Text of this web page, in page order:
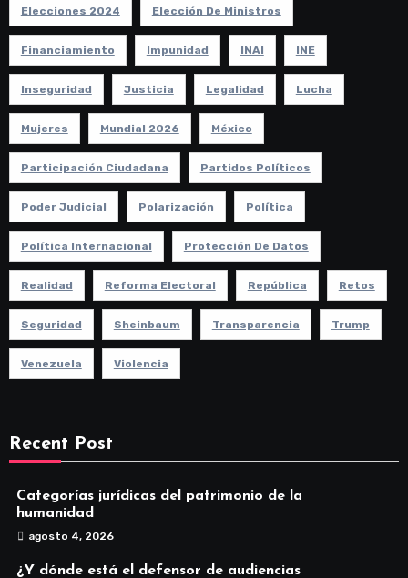
Elecciones 2024 Elección De Ministros
Financiamiento Impunidad INAI INE
Inseguridad Justicia Legalidad Lucha
Mujeres Mundial 2026 México
Participación Ciudadana Partidos Políticos
Poder Judicial Polarización Política
Política Internacional Protección De Datos
Realidad Reforma Electoral República Retos
Seguridad Sheinbaum Transparencia Trump
Venezuela Violencia
Recent Post
Categorías jurídicas del patrimonio de la
humanidad
agosto 4, 2026
¿Y dónde está el defensor de audiencias